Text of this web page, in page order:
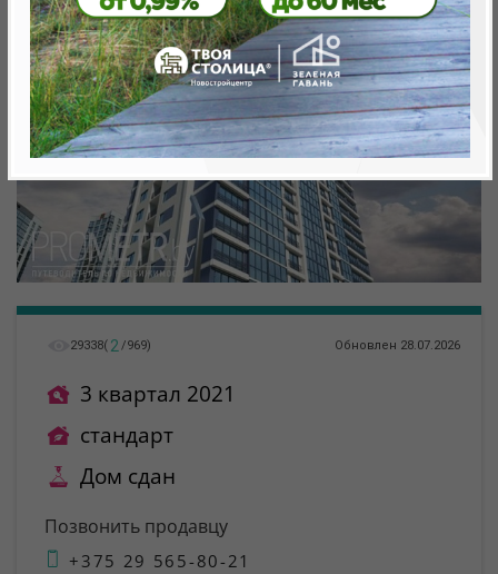
29338( 2 /969) Обновлен 28.07.2026
3 квартал 2021
стандарт
Дом сдан
Позвонить продавцу
+375 29 565-80-21